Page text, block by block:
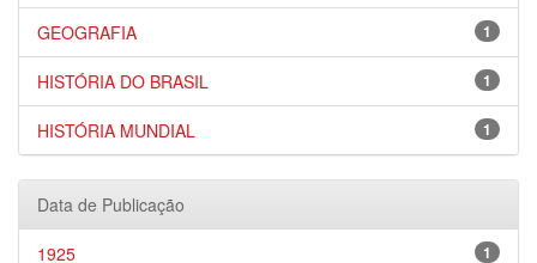
1
GEOGRAFIA
1
HISTÓRIA DO BRASIL
1
HISTÓRIA MUNDIAL
Data de Publicação
1
1925